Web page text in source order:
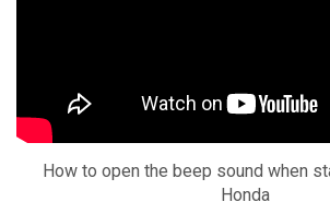
How to open the beep sound when
Honda